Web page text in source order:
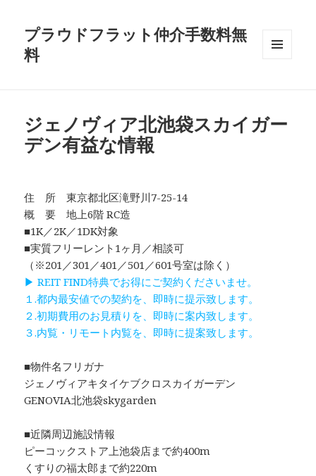
プラウドフラット仲介手数料無
料
ジェノヴィア北池袋スカイガー
デン有益な情報
住 所 東京都北区滝野川7-25-14
概 要 地上6階 RC造
■1K／2K／1DK対象
■実質フリーレント1ヶ月／相談可
（※201／301／401／501／601号室は除く）
▶ REIT FIND特典でお得にご契約くださいませ。
１.都内最安値での契約を、即時に提示致します。
２.初期費用のお見積りを、即時に案内致します。
３.内覧・リモート内覧を、即時に提案致します。
■物件名フリガナ
ジェノヴィアキタイケブクロスカイガーデン
GENOVIA北池袋skygarden
■近隣周辺施設情報
ピーコックストア上池袋店まで約400m
くすりの福太郎まで約220m